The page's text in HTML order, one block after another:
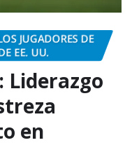
JUGADORES DE
EE. UU.
Liderazgo
en